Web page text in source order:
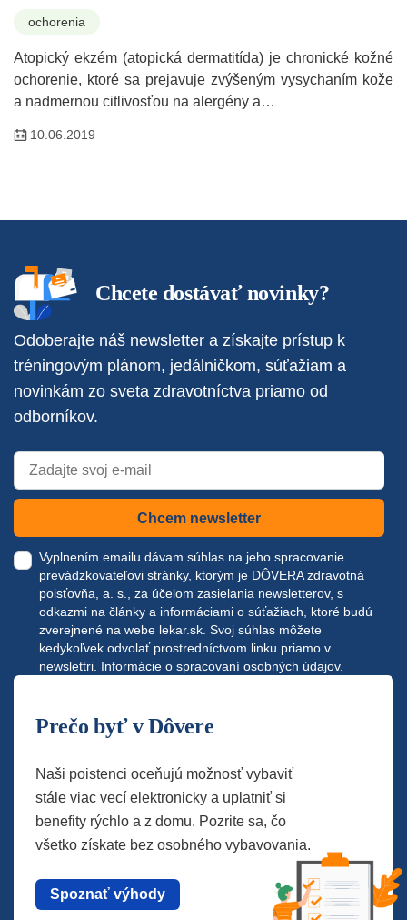
ochorenia
Atopický ekzém (atopická dermatitída) je chronické kožné
ochorenie, ktoré sa prejavuje zvýšeným vysychaním kože
a nadmernou citlivosťou na alergény a…
10.06.2019
Chcete dostávať novinky?
Odoberajte náš newsletter a získajte prístup k
tréningovým plánom, jedálničkom, súťažiam a
novinkám zo sveta zdravotníctva priamo od
odborníkov.
Chcem newsletter
Vyplnením emailu dávam súhlas na jeho spracovanie
prevádzkovateľovi stránky, ktorým je DÔVERA zdravotná
poisťovňa, a. s., za účelom zasielania newsletterov, s
odkazmi na články a informáciami o súťažiach, ktoré budú
zverejnené na webe lekar.sk . Svoj súhlas môžete
kedykoľvek odvolať prostredníctvom linku priamo v
newslettri. Informácie o spracovaní osobných údajov.
Prečo byť v Dôvere
Naši poistenci oceňujú možnosť vybaviť
stále viac vecí elektronicky a uplatniť si
benefity rýchlo a z domu. Pozrite sa, čo
všetko získate bez osobného vybavovania.
Spoznať výhody